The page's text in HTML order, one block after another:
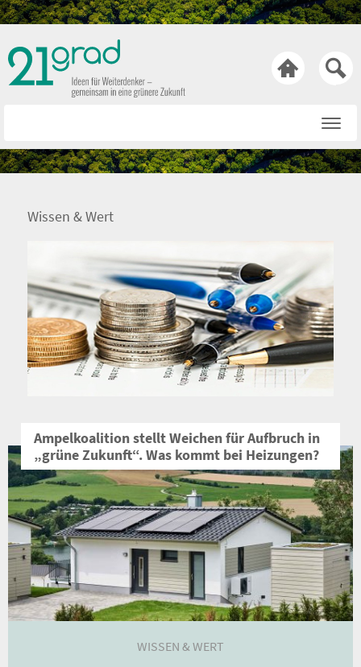

Rat & Tat
Bewusst & Sein
Hasen & Köpfe
Über uns
Netiquette
Nachricht an die
Wissen & Wert
Ampelkoalition stellt Weichen für Aufbruch in
„grüne Zukunft“. Was kommt bei Heizungen?
WISSEN & WERT